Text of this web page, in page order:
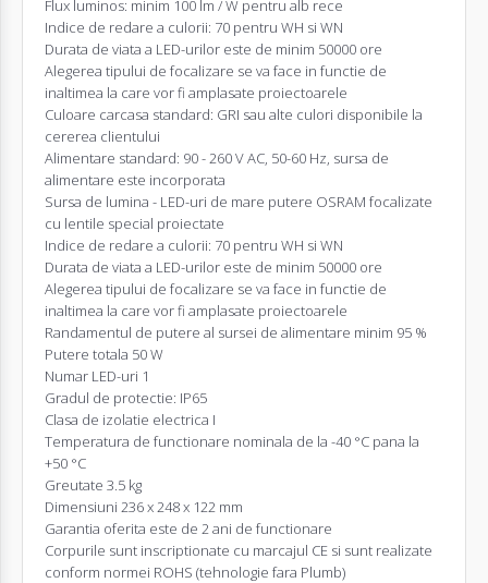
Flux luminos: minim 100 lm / W pentru alb rece
Indice de redare a culorii: 70 pentru WH si WN
Durata de viata a LED-urilor este de minim 50000 ore
Alegerea tipului de focalizare se va face in functie de
inaltimea la care vor fi amplasate proiectoarele
Culoare carcasa standard: GRI sau alte culori disponibile la
cererea clientului
Alimentare standard: 90 - 260 V AC, 50-60 Hz, sursa de
alimentare este incorporata
Sursa de lumina - LED-uri de mare putere OSRAM focalizate
cu lentile special proiectate
Indice de redare a culorii: 70 pentru WH si WN
Durata de viata a LED-urilor este de minim 50000 ore
Alegerea tipului de focalizare se va face in functie de
inaltimea la care vor fi amplasate proiectoarele
Randamentul de putere al sursei de alimentare minim 95 %
Putere totala 50 W
Numar LED-uri 1
Gradul de protectie: IP65
Clasa de izolatie electrica I
Temperatura de functionare nominala de la -40 °C pana la
+50 °C
Greutate 3.5 kg
Dimensiuni 236 x 248 x 122 mm
Garantia oferita este de 2 ani de functionare
Corpurile sunt inscriptionate cu marcajul CE si sunt realizate
conform normei ROHS (tehnologie fara Plumb)